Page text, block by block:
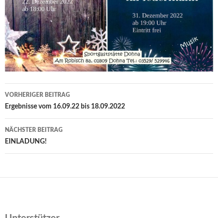
Beitrags-
Navigation
VORHERIGER BEITRAG
Ergebnisse vom 16.09.22 bis 18.09.2022
NÄCHSTER BEITRAG
EINLADUNG!